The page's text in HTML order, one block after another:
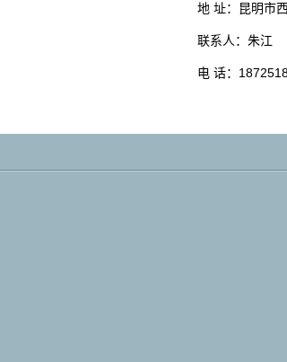
地 址：昆明市
联系人：朱江
电 话：